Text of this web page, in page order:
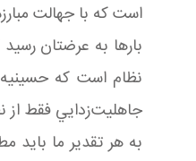
است که با جهالت
بارها به عرضتان
نظام است که حسينيه
جاهليت‌زدايي فقط از
به هر تقدير ما